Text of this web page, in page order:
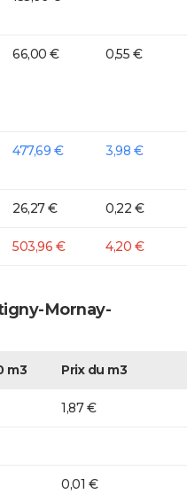
66,00 € 0,55 €
477,69 € 3,98 €
26,27 € 0,22 €
503,96 € 4,20 €
Mornay-
m3 Prix du m3
1,87 €
0,01 €